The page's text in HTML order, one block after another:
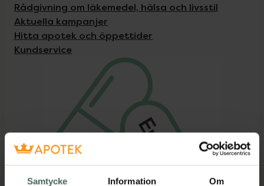
Samtycke Information Om
Rådgivning om läkemedel, hälsa och livsstil
Aktuella kampanjer
Hitta apotek och öppettider
Kundservice